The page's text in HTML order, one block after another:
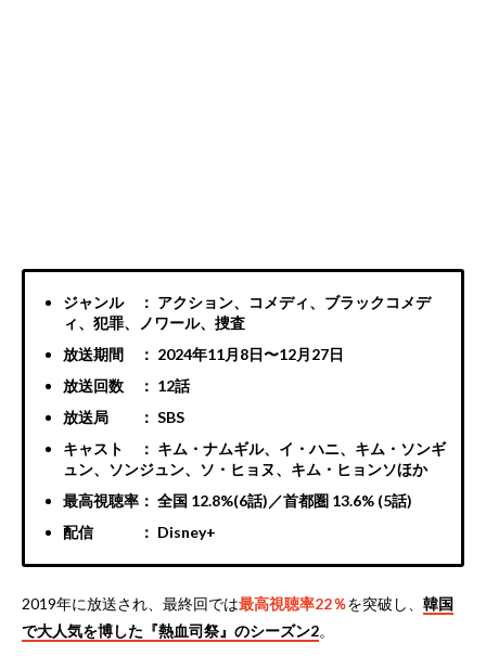
ジャンル ： アクション、コメディ、ブラックコメデ
ィ、犯罪、ノワール、捜査
放送期間 ： 2024年11月8日〜12月27日
放送回数 ： 12話
放送局 ： SBS
キャスト ： キム・ナムギル、イ・ハニ、キム・ソンギ
ュン、ソンジュン、ソ・ヒョヌ、キム・ヒョンソほか
最高視聴率： 全国 12.8%(6話)／首都圏 13.6% (5話)
配信 ： Disney+
2019年に放送され、最終回では最高視聴率22％を突破し、 韓国
で大人気を博した『熱血司祭』のシーズン2。